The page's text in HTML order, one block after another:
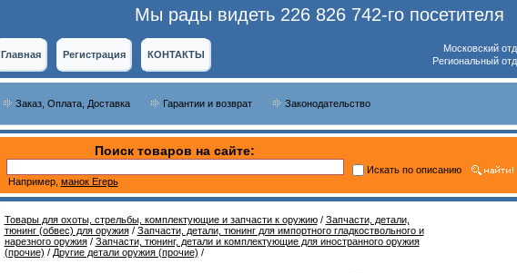
Мы рады видеть 226 826 742-го посетителя
Главная Регистрация КОНТАКТЫ
Московский
Региональный
Заказ, Оплата, Доставка Гарантии и возврат Законодательство
Поиск товаров на сайте:
Например, манок Егерь
Искать по описанию
Товары для охоты, стрельбы, комплектующие и запчасти к оружию/ Запчасти, детали,
тюнинг (обвес) для оружия/ Запчасти, детали, тюнинг для импортного гладкоствольного и
нарезного оружия/ Запчасти, тюнинг, детали и комплектующие для иностранного оружия
(прочие) / Другие детали оружия (прочие) /